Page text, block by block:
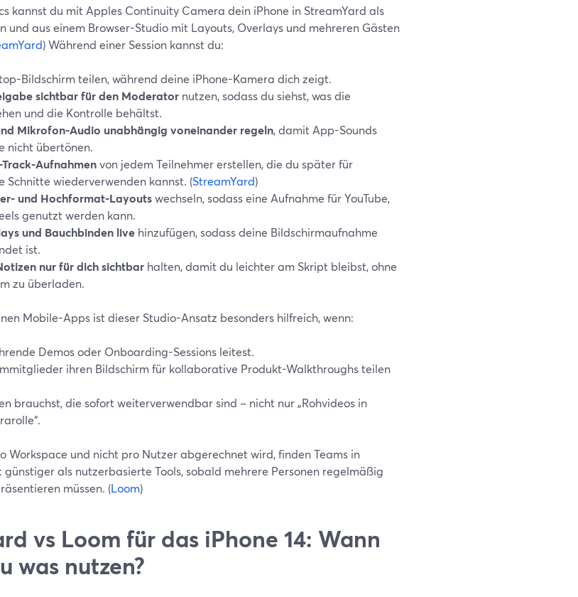
kannst du mit Apples Continuity Camera dein iPhone in StreamYard als
und aus einem Browser-Studio mit Layouts, Overlays und mehreren Gästen
) Während einer Session kannst du:
Bildschirm teilen, während deine iPhone-Kamera dich zeigt.
sichtbar für den Moderator nutzen, sodass du siehst, was die
und die Kontrolle behältst.
Mikrofon-Audio unabhängig voneinander regeln, damit App-Sounds
nicht übertönen.
Aufnahmenvon jedem Teilnehmer erstellen, die du später für
Schnitte wiederverwenden kannst. (StreamYard)
und Hochformat-Layoutswechseln, sodass eine Aufnahme für YouTube,
genutzt werden kann.
und Bauchbinden live hinzufügen, sodass deine Bildschirmaufnahme
ist.
nur für dich sichtbar halten, damit du leichter am Skript bleibst, ohne
zu überladen.
Mobile-Apps ist dieser Studio-Ansatz besonders hilfreich, wenn:
Demos oder Onboarding-Sessions leitest.
ihren Bildschirm für kollaborative Produkt-Walkthroughs teilen
brauchst, die sofort weiterverwendbar sind – nicht nur „Rohvideos in
Workspace und nicht pro Nutzer abgerechnet wird, finden Teams in
günstiger als nutzerbasierte Tools, sobald mehrere Personen regelmäßig
müssen. (Loom)
vs Loom für das iPhone 14: Wann
was nutzen?